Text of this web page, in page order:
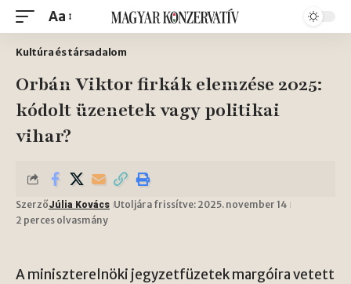
Aa
Kultúra és társadalom
Orbán Viktor firkák elemzése 2025:
kódolt üzenetek vagy politikai
vihar?
SzerzőJúlia Kovács Utoljára frissítve: 2025. november 14
2 perces olvasmány
A miniszterelnöki jegyzetfüzetek margóira vetett